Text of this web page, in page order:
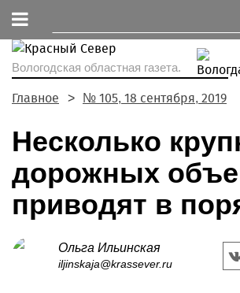
Вологодская областная газета.
Главное № 105, 18 сентября, 2019
Несколько
дорожных
приводят в
Ольга Ильинская
iljinskaja@krassever.ru